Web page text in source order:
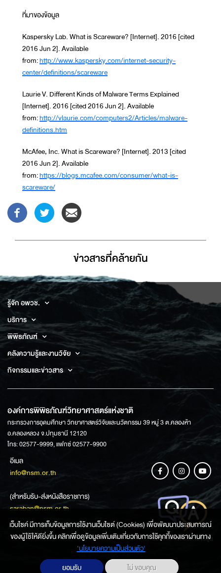
ที่มาของข้อมูล
Kaspersky Lab. What is Scareware? [Internet]. 2016 [cited
2016 Jun 2]. Available
from:http://www.kaspersky.com/internet-security-
center/definitions/scareware
Laurie V. Different Kinds of Malware Terms Explained
[Internet]. 2016 [cited 2016 Jun 2]. Available
from:http://vlaurie.com/computers2/Articles/malware-
definitions.htm
McAfee, Inc. What is Scareware? [Internet]. 2013 [cited
2016 Jun 2]. Available
from:https://blogs.mcafee.com/consumer/what-is-
scareware/
ข่าวสารที่่คล้ายกัน
รู้จัก อพวช.
บริการ
พิพิธภัณฑ์
คลังความรู้และงานวิจัย
กิจกรรมและข่าวสาร
องค์การพิพิธภัณฑ์วิทยาศาสตร์แห่งชาติ
กระทรวงการอุดมศึกษา วิทยาศาสตร์วิจัยและนวัตกรรม 39 หมู่ 3 ต.คลองห้า
อ.คลองหลวง จ.ปทุมธานี 12120
โทร: 02577-9999, แฟกซ์ 02577-9900
อีเมล
info@nsm.or.th
(สำหรับรับ-ส่งหนังสือราชการ)
saraban@nsm.or.th
ช่องทางการสอบถามข้อมูล
เว็บไซค์ มีการเก็บข้อมูลการใช้งานเว็บไซต์ (Cookies) เพื่อพัฒนาประสบการณ์
ของผู้ใช้ให้ดียิ่งขึ้น คลิกเพื่อดูข้อมูลเพิ่มเติมเกี่ยวกับการใช้คุกกี้ของเราผ่านทาง
‘นโยบายความเป็นส่วนตัว'
ยอมรับ
ไม่ ขอบคุณ